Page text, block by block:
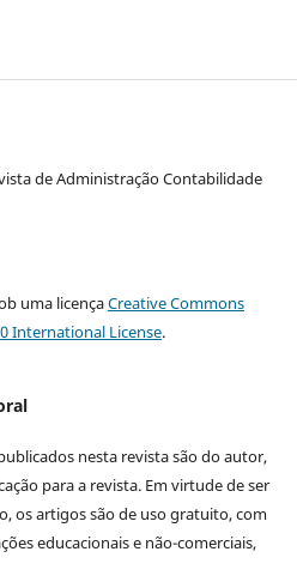
de Administração Contabilidade
uma licençaCreative Commons
International License.
nesta revista são do autor,
para a revista. Em virtude de ser
os artigos são de uso gratuito, com
educacionais e não-comerciais,